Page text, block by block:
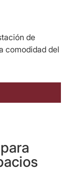
de
comodidad del